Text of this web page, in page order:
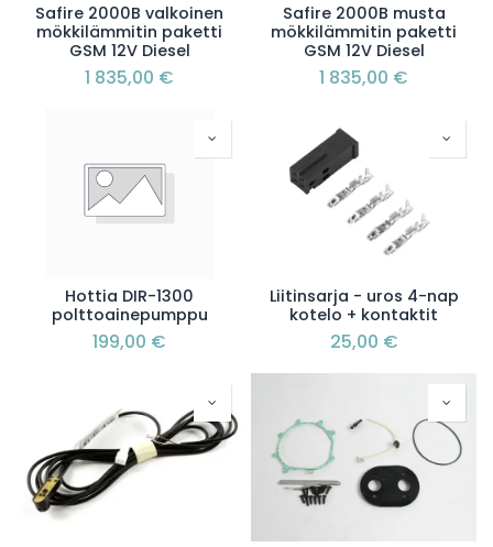
Safire 2000B valkoinen
mökkilämmitin paketti
GSM 12V Diesel
1 835,00 €
Safire 2000B musta
mökkilämmitin paketti
GSM 12V Diesel
1 835,00 €
Hottia DIR-1300
polttoainepumppu
199,00 €
Liitinsarja - uros 4-nap
kotelo + kontaktit
25,00 €